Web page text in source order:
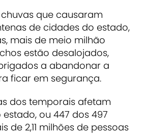
que causaram
de cidades do estado,
mais de meio milhão
estão desalojados,
a abandonar a
ficar em segurança.
dos temporais afetam
ou 447 dos 497
de 2,11 milhões de pessoas